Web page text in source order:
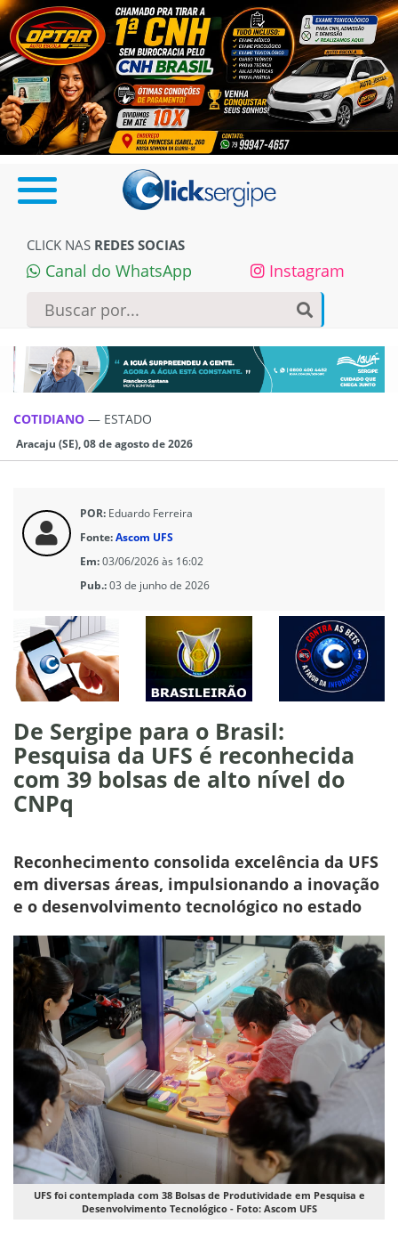
CLICK NAS REDES SOCIAS
Canal do WhatsApp Instagram
COTIDIANO — ESTADO
Aracaju (SE), 08 de agosto de 2026
POR: Eduardo Ferreira
Fonte:Ascom UFS
Em:03/06/2026 às 16:02
Pub.:03 de junho de 2026
De Sergipe para o Brasil:
Pesquisa da UFS é reconhecida
com 39 bolsas de alto nível do
CNPq
Reconhecimento consolida excelência da UFS
em diversas áreas, impulsionando a inovação
e o desenvolvimento tecnológico no estado
UFS foi contemplada com 38 Bolsas de Produtividade em Pesquisa e
Desenvolvimento Tecnológico - Foto: Ascom UFS